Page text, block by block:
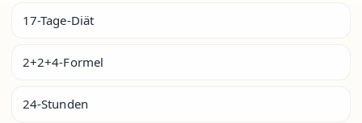
17-Tage-Diät
2+2+4-Formel
24-Stunden